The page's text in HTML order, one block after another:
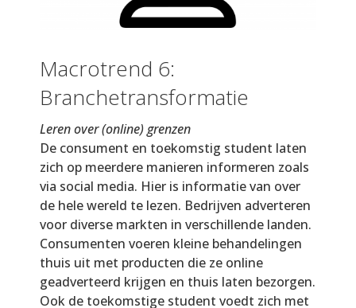
Macrotrend 6:
Branchetransformatie
Leren over (online) grenzen
De consument en toekomstig student laten
zich op meerdere manieren informeren zoals
via social media. Hier is informatie van over
de hele wereld te lezen. Bedrijven adverteren
voor diverse markten in verschillende landen.
Consumenten voeren kleine behandelingen
thuis uit met producten die ze online
geadverteerd krijgen en thuis laten bezorgen.
Ook de toekomstige student voedt zich met